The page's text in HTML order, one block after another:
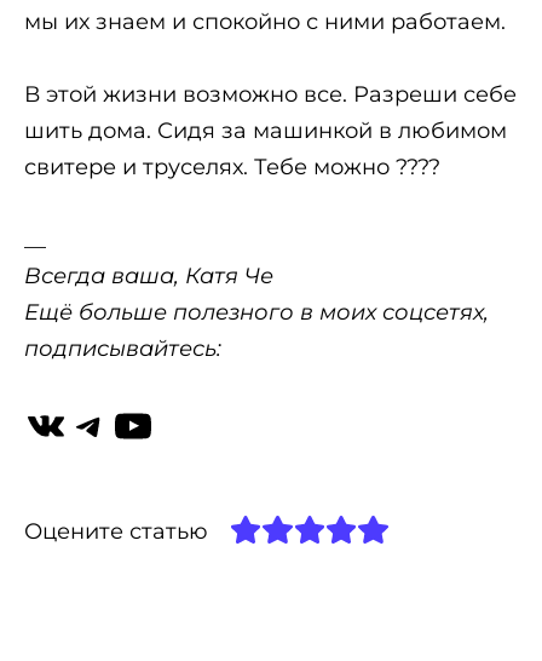
мы их знаем и спокойно с ними работаем.
В этой жизни возможно все. Разреши себе
шить дома. Сидя за машинкой в любимом
свитере и труселях. Тебе можно ????
Всегда ваша, Катя Че
Ещё больше полезного в моих соцсетях,
подписывайтесь:
Оцените статью